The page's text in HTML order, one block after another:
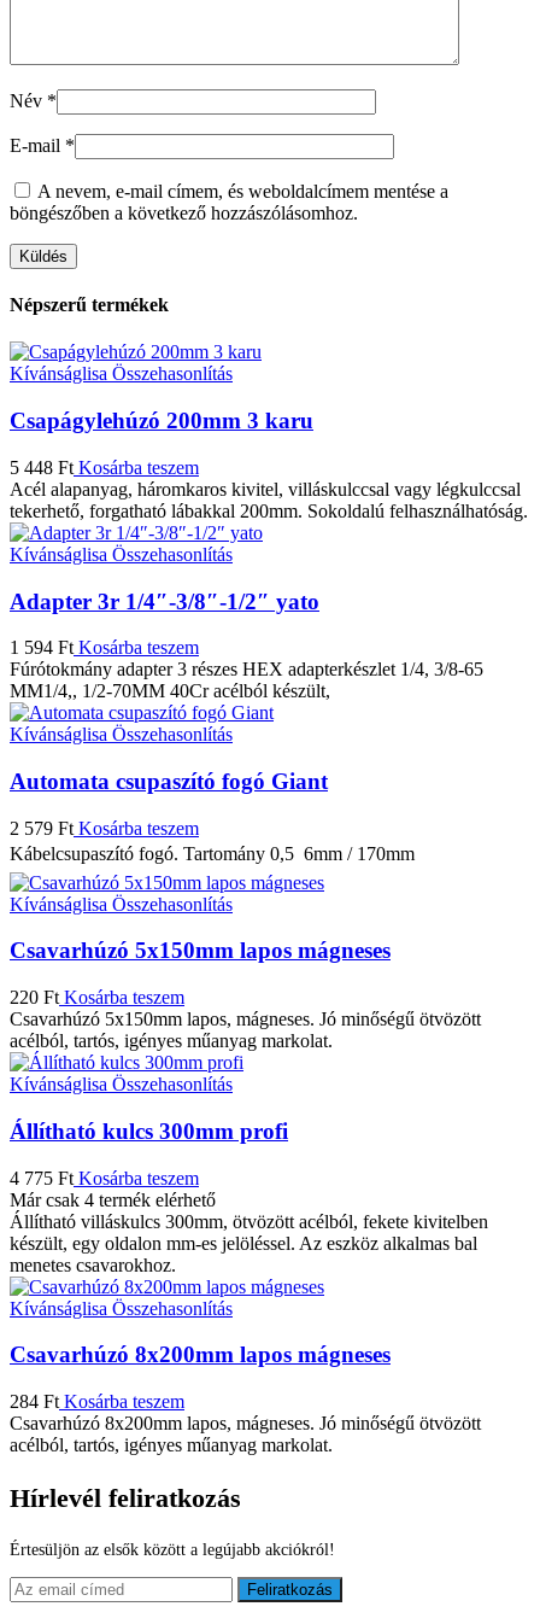
Név *
E-mail *
A nevem, e-mail címem, és weboldalcímem mentése a
böngészőben a következő hozzászólásomhoz.
Népszerű termékek
Kívánságlisa Összehasonlítás
Csapágylehúzó 200mm 3 karu
5 448 Ft Kosárba teszem
Acél alapanyag, háromkaros kivitel, villáskulccsal vagy légkulccsal
tekerhető, forgatható lábakkal 200mm. Sokoldalú felhasználhatóság.
Kívánságlisa Összehasonlítás
Adapter 3r 1/4″-3/8″-1/2″ yato
1 594 Ft Kosárba teszem
Fúrótokmány adapter 3 részes HEX adapterkészlet 1/4, 3/8-65
MM1/4,, 1/2-70MM 40Cr acélból készült,
Kívánságlisa Összehasonlítás
Automata csupaszító fogó Giant
2 579 Ft Kosárba teszem
Kábelcsupaszító fogó. Tartomány 0,5  6mm / 170mm
Kívánságlisa Összehasonlítás
Csavarhúzó 5x150mm lapos mágneses
220 Ft Kosárba teszem
Csavarhúzó 5x150mm lapos, mágneses. Jó minőségű ötvözött
acélból, tartós, igényes műanyag markolat.
Kívánságlisa Összehasonlítás
Állítható kulcs 300mm profi
4 775 Ft Kosárba teszem
Már csak 4 termék elérhető
Állítható villáskulcs 300mm, ötvözött acélból, fekete kivitelben
készült, egy oldalon mm-es jelöléssel. Az eszköz alkalmas bal
menetes csavarokhoz.
Kívánságlisa Összehasonlítás
Csavarhúzó 8x200mm lapos mágneses
284 Ft Kosárba teszem
Csavarhúzó 8x200mm lapos, mágneses. Jó minőségű ötvözött
acélból, tartós, igényes műanyag markolat.
Hírlevél feliratkozás
Értesüljön az elsők között a legújabb akciókról!
Feliratkozás